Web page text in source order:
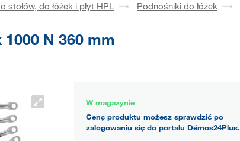
stołów, do łóżek i płyt HPL Podnośniki do łóżek
N 360 mm
W magazynie
Cenę produktu możesz sprawdzić po
zalogowaniu się do portalu Démos24Plus.